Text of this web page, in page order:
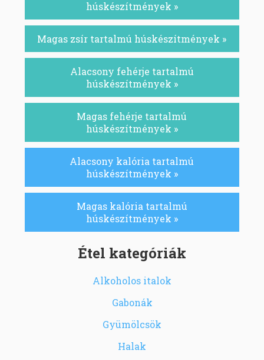
húskészítmények »
Magas zsír tartalmú húskészítmények »
Alacsony fehérje tartalmú
húskészítmények »
Magas fehérje tartalmú
húskészítmények »
Alacsony kalória tartalmú
húskészítmények »
Magas kalória tartalmú
húskészítmények »
Étel kategóriák
Alkoholos italok
Gabonák
Gyümölcsök
Halak